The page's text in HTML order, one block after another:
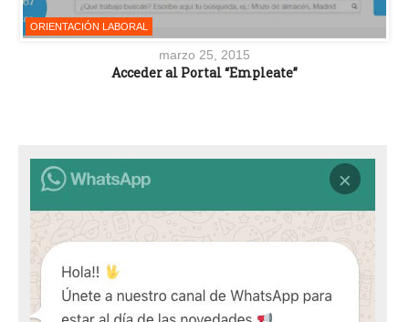
ORIENTACIÓN LABORAL
marzo 25, 2015
Acceder al Portal “Empleate”